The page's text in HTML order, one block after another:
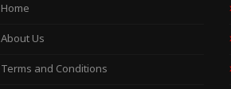
Home
About Us
Terms and Conditions